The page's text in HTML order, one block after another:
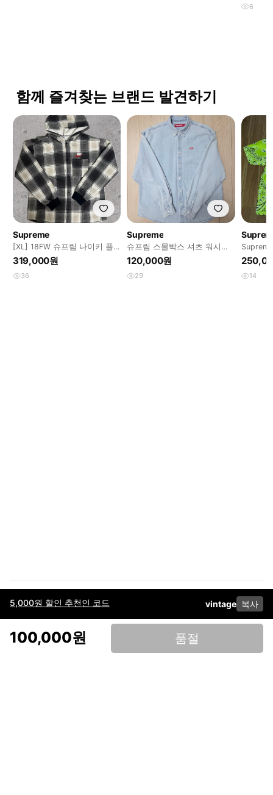
5,000원 할인 추천인 코드 vintage 복사
100,000원 품절
6
함께 즐겨찾는 브랜드 발견하기
Supreme
[XL] 18FW 슈프림 나이키 플
래드 후드 스웻셔츠 블랙
319,000원
36
Supreme
슈프림 스몰박스 셔츠 워시드
블루(연청) M사이즈
120,000원
29
숏슬리
14
이용약관고객센터판매개인정보 처리방침사업자 정보다운로드